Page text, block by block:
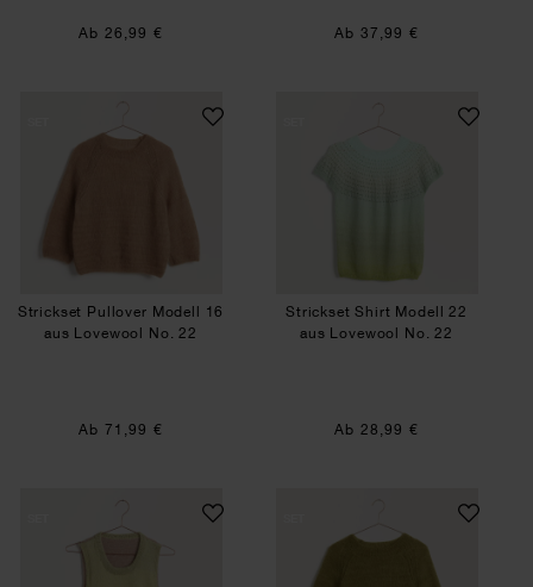
Ab 26,99 € Ab 37,99 €
Strickset Pullover Modell 16 aus Lovewool No.
Strickset Pullover Modell 16
aus Lovewool No. 22
Ab 71,99 €
Strickset Shirt
Strickset Shirt Modell 22
aus Lovewool No. 22
Ab 28,99 €
Strickset Top Modell 08 aus Lovewool No. 22
Strickset